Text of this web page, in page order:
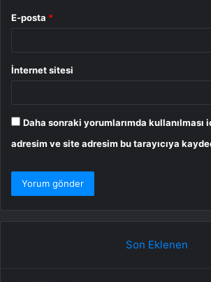
E-posta *
İnternet sitesi
Daha sonraki yorumlarımda kullanılması
adresim ve site adresim bu tarayıcıya
Son Eklenen